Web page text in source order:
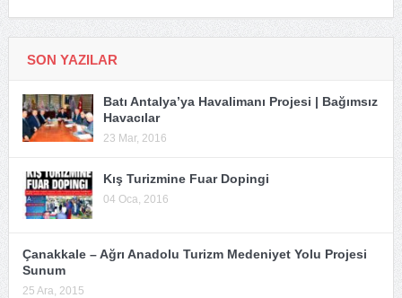
SON YAZILAR
Batı Antalya’ya Havalimanı Projesi | Bağımsız
Havacılar
23 Mar, 2016
Kış Turizmine Fuar Dopingi
04 Oca, 2016
Çanakkale – Ağrı Anadolu Turizm Medeniyet Yolu Projesi
Sunum
25 Ara, 2015